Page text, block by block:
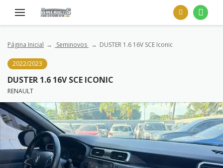
Página Inicial Seminovos DUSTER 1.6 16V SCE Iconic
2022/2023
DUSTER 1.6 16V SCE ICONIC
RENAULT